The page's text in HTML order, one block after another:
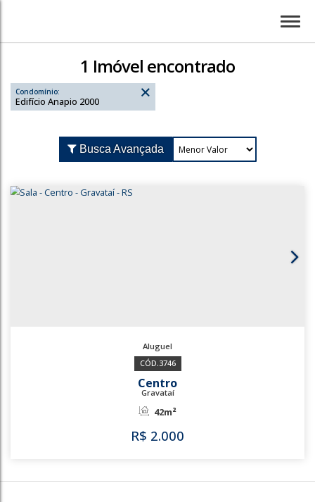
1 Imóvel encontrado
Condomínio:
Edifício Anapio 2000
Busca Avançada
Centro